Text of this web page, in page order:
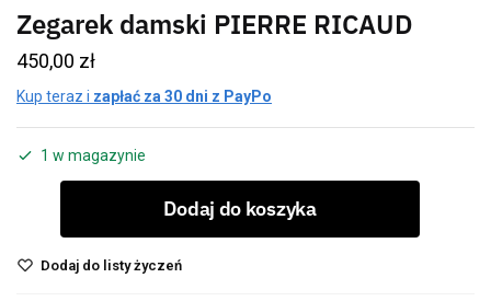
Zegarek damski PIERRE RICAUD
450,00 zł
Kup teraz i zapłać za 30 dni z PayPo
1 w magazynie
Dodaj do koszyka
Dodaj do listy życzeń